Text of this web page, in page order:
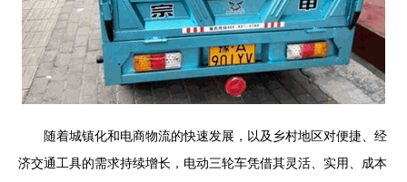
随着城镇化和电商物流的快速发展，以及乡村地区对便捷、经
济交通工具的需求持续增长，电动三轮车凭借其灵活、实用、成本